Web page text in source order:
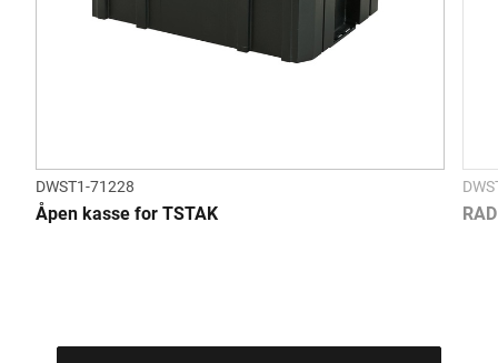
DWST1-71228
Åpen kasse for TSTAK